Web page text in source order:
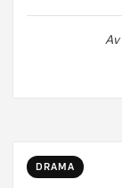
Av
DRAMA